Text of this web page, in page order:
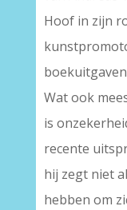
Hoof in zijn
Wat ook
is
recente
hij zegt niet
hebben om